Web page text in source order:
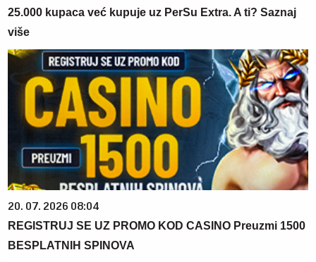
25.000 kupaca već kupuje uz PerSu Extra. A ti? Saznaj
više
20. 07. 2026 08:04
REGISTRUJ SE UZ PROMO KOD CASINO Preuzmi 1500
BESPLATNIH SPINOVA